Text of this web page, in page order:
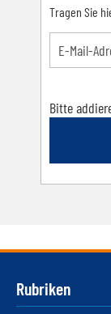
Tragen Sie
Bitte
Rubriken